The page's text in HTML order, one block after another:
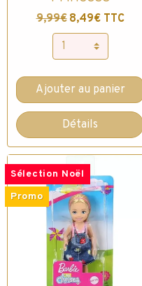
9,99€ 8,49€ TTC
Ajouter au panier
Détails
Sélection Noël
Promo